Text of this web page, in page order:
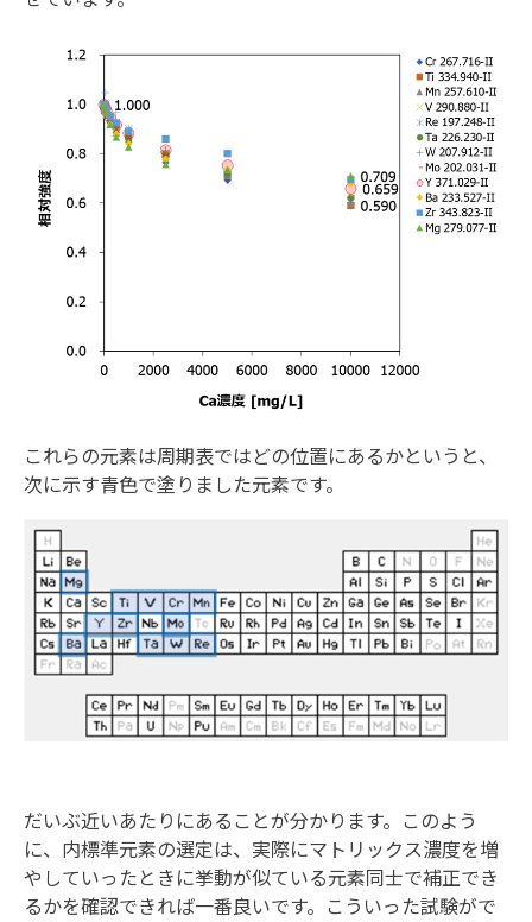
これらの元素は周期表ではどの位置にあるかというと、
次に示す青色で塗りました元素です。
だいぶ近いあたりにあることが分かります。このよう
に、内標準元素の選定は、実際にマトリックス濃度を増
やしていったときに挙動が似ている元素同士で補正でき
るかを確認できれば一番良いです。こういった試験がで